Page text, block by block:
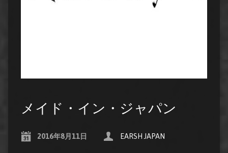
メイド・イン・ジャパン
2016年8月11日 EARSH JAPAN